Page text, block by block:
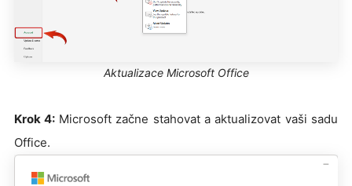
Aktualizace Microsoft Office
Krok 4: Microsoft začne stahovat a aktualizovat vaši sadu
Office.